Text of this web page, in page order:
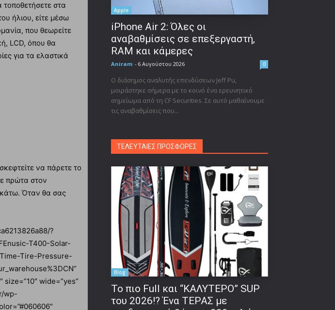
στα
ήλιου, είτε μέσω
που θεωρείτε
LCD, όπου θα
για τα ελαστικά
να πάρετε το
πρώτα στον
Όταν θα σας
?
T400-Solar-
Tire-Pressure-
wide=”yes”
wp-
Apple
iPhone Air 2: Όλες οι
αναβαθμίσεις σε επεξεργαστή,
RAM και κάμερες
Aniram - 6 Αυγούστου 2026 0
Ο διάσημος αναλυτής επενδύσεων Jeff Pu,
μοιράστηκε σήμερα με το κοινό ένα ερευνητικό
σημείωμα από τη CF Securities. Σε αυτό μαθαίνουμε
τις αναβαθμίσεις που...
ΤΕΛΕΥΤΑΙΕΣ ΠΡΟΣΦΟΡΕΣ
Blog
To πιο Full και “ΚΑΛΥΤΕΡΟ” SUP
του 2026!? Ένα ΤΕΡΑΣ με